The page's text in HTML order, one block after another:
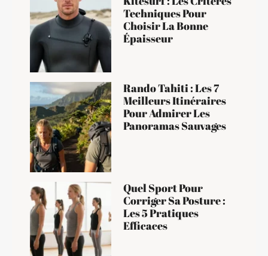
Techniques Pour
Choisir La Bonne
Épaisseur
Rando Tahiti : Les 7
Meilleurs Itinéraires
Pour Admirer Les
Panoramas Sauvages
Quel Sport Pour
Corriger Sa Posture :
Les 5 Pratiques
Efficaces